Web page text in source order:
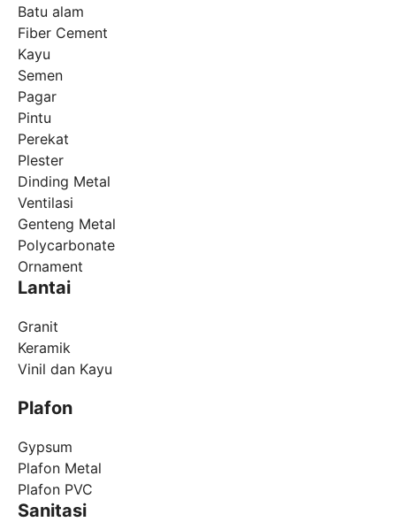
Batu alam
Fiber Cement
Kayu
Semen
Pagar
Pintu
Perekat
Plester
Dinding Metal
Ventilasi
Genteng Metal
Polycarbonate
Ornament
Lantai
Granit
Keramik
Vinil dan Kayu
Plafon
Gypsum
Plafon Metal
Plafon PVC
Sanitasi